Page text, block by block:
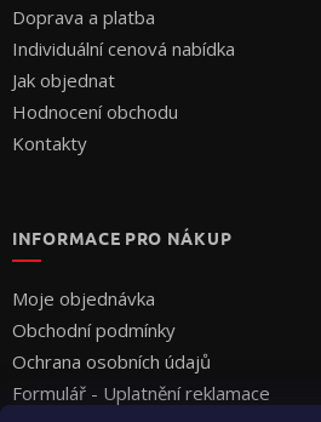
Doprava a platba
Individuální cenová nabídka
Jak objednat
Hodnocení obchodu
Kontakty
INFORMACE PRO NÁKUP
Moje objednávka
Obchodní podmínky
Ochrana osobních údajů
Formulář - Uplatnění reklamace